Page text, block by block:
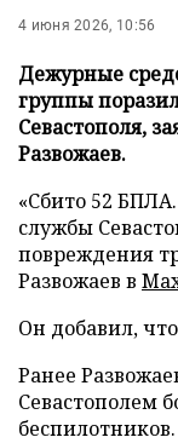
4 июня 2026, 10:56
Дежурные
группы
Севастополя,
Развожаев.
«Сбито 52
службы
повреждения
Развожаев в
Он добавил,
Ранее
Севастополем
беспилотников.